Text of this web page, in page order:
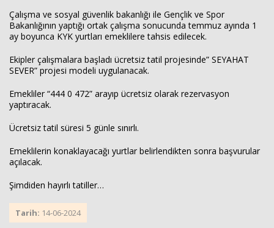
Çalışma ve sosyal güvenlik bakanlığı ile Gençlik ve Spor
Bakanlığının yaptığı ortak çalışma sonucunda temmuz ayında 1
ay boyunca KYK yurtları emeklilere tahsis edilecek.
Ekipler çalışmalara başladı ücretsiz tatil projesinde” SEYAHAT
SEVER” projesi modeli uygulanacak.
Emekliler “444 0 472” arayıp ücretsiz olarak rezervasyon
yaptıracak.
Ücretsiz tatil süresi 5 günle sınırlı.
Emeklilerin konaklayacağı yurtlar belirlendikten sonra başvurular
açılacak.
Şimdiden hayırlı tatiller…
Tarih: 14-06-2024